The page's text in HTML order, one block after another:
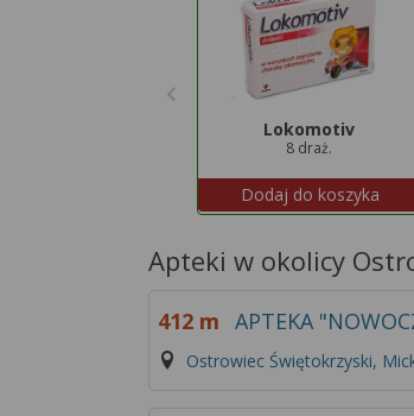
Lokomotiv
8 draż.
Dodaj do koszyka
Apteki w okolicy
412 m APTEKA
Ostrowiec Świętokrzyski,